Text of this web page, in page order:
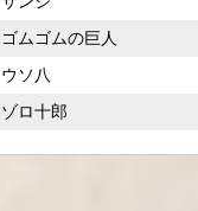
ゴムゴムの巨人
ウソ八
ゾロ十郎